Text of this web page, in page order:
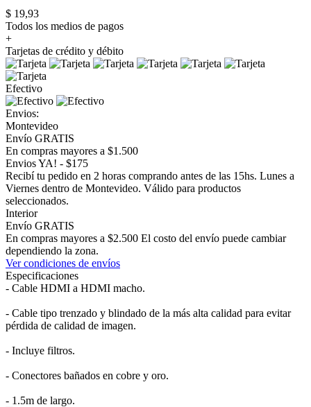
$ 19,93
Todos los medios de pagos
+
Tarjetas de crédito y débito
Efectivo
Envios:
Montevideo
Envío GRATIS
En compras mayores a $1.500
Envios YA! - $175
Recibí tu pedido en 2 horas comprando antes de las 15hs. Lunes a
Viernes dentro de Montevideo. Válido para productos
seleccionados.
Interior
Envío GRATIS
En compras mayores a $2.500 El costo del envío puede cambiar
dependiendo la zona.
Ver condiciones de envíos
Especificaciones
- Cable HDMI a HDMI macho.
- Cable tipo trenzado y blindado de la más alta calidad para evitar
pérdida de calidad de imagen.
- Incluye filtros.
- Conectores bañados en cobre y oro.
- 1.5m de largo.